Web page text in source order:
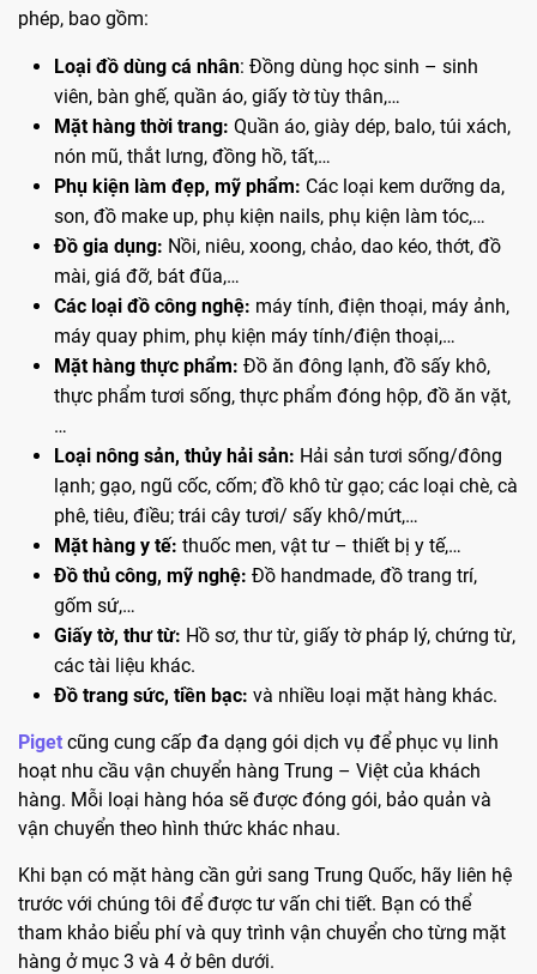
phép, bao gồm:
Loại đồ dùng cá nhân: Đồng dùng học sinh – sinh
viên, bàn ghế, quần áo, giấy tờ tùy thân,…
Mặt hàng thời trang: Quần áo, giày dép, balo, túi xách,
nón mũ, thắt lưng, đồng hồ, tất,…
Phụ kiện làm đẹp, mỹ phẩm: Các loại kem dưỡng da,
son, đồ make up, phụ kiện nails, phụ kiện làm tóc,…
Đồ gia dụng: Nồi, niêu, xoong, chảo, dao kéo, thớt, đồ
mài, giá đỡ, bát đũa,…
Các loại đồ công nghệ: máy tính, điện thoại, máy ảnh,
máy quay phim, phụ kiện máy tính/điện thoại,…
Mặt hàng thực phẩm: Đồ ăn đông lạnh, đồ sấy khô,
thực phẩm tươi sống, thực phẩm đóng hộp, đồ ăn vặt,
…
Loại nông sản, thủy hải sản: Hải sản tươi sống/đông
lạnh; gạo, ngũ cốc, cốm; đồ khô từ gạo; các loại chè, cà
phê, tiêu, điều; trái cây tươi/ sấy khô/mứt,…
Mặt hàng y tế: thuốc men, vật tư – thiết bị y tế,…
Đồ thủ công, mỹ nghệ: Đồ handmade, đồ trang trí,
gốm sứ,…
Giấy tờ, thư từ: Hồ sơ, thư từ, giấy tờ pháp lý, chứng từ,
các tài liệu khác.
Đồ trang sức, tiền bạc: và nhiều loại mặt hàng khác.
Piget cũng cung cấp đa dạng gói dịch vụ để phục vụ linh
hoạt nhu cầu vận chuyển hàng Trung – Việt của khách
hàng. Mỗi loại hàng hóa sẽ được đóng gói, bảo quản và
vận chuyển theo hình thức khác nhau.
Khi bạn có mặt hàng cần gửi sang Trung Quốc, hãy liên hệ
trước với chúng tôi để được tư vấn chi tiết. Bạn có thể
tham khảo biểu phí và quy trình vận chuyển cho từng mặt
hàng ở mục 3 và 4 ở bên dưới.